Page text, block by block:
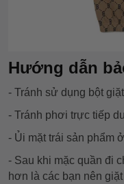
Hướng dẫn
- Tránh sử dụng bột
- Tránh phơi trực tiếp
- Ủi mặt trái sản phẩm
- Sau khi mặc quần đi
hơn là các bạn nên